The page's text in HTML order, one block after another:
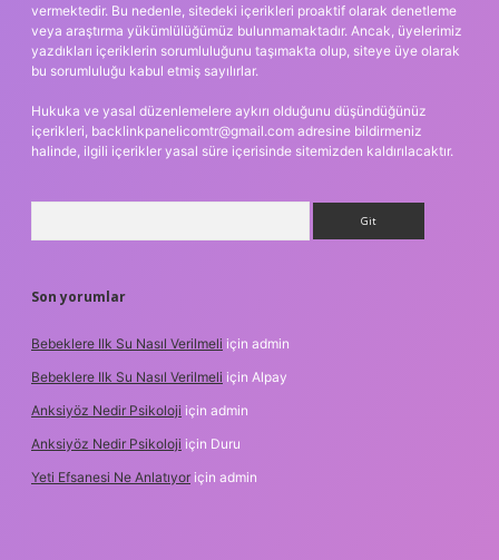
vermektedir. Bu nedenle, sitedeki içerikleri proaktif olarak denetleme
veya araştırma yükümlülüğümüz bulunmamaktadır. Ancak, üyelerimiz
yazdıkları içeriklerin sorumluluğunu taşımakta olup, siteye üye olarak
bu sorumluluğu kabul etmiş sayılırlar.
Hukuka ve yasal düzenlemelere aykırı olduğunu düşündüğünüz
içerikleri, backlinkpanelicomtr@gmail.com adresine bildirmeniz
halinde, ilgili içerikler yasal süre içerisinde sitemizden kaldırılacaktır.
Son yorumlar
Bebeklere Ilk Su Nasıl Verilmeli için admin
Bebeklere Ilk Su Nasıl Verilmeli için Alpay
Anksiyöz Nedir Psikoloji için admin
Anksiyöz Nedir Psikoloji için Duru
Yeti Efsanesi Ne Anlatıyor için admin